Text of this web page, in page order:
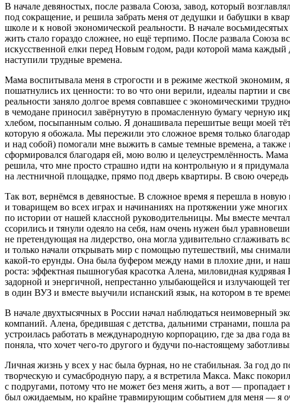
В начале девяностых, после развала Союза, завод, который
под сокращение, и решила забрать меня от дедушки и бабушки в
школе и к новой экономической реальности. В начале
жить стало гораздо сложнее, но ещё терпимо. После развала Союза
искусственной елки перед Новым годом, ради которой мама каждый
наступили трудные времена.
Мама воспитывала меня в строгости и в режиме жесткой
пошатнулись их ценности: то во что они верили, идеалы партии и
реальности заняло долгое время совпавшее с экономическими
в чемодане приносил завёрнутую в промасленную бумагу черную
хлебом, посыпанным солью. Я донашивала перешитые вещи моей
которую я обожала. Мы пережили это сложное время только
и над собой) помогали мне выжить в самые темные времена, а также
сформировался благодаря ей, мою волю и целеустремлённость.
решила, что мне просто страшно идти на контрольную и я
на лестничной площадке, прямо под дверь квартиры. В свою
Так вот, вернёмся в девяностые. В сложное время я перешла в
и товарищем во всех играх и начинаниях на протяжении уже
по истории от нашей классной руководительницы. Мы вместе
ссорились и тянули одеяло на себя, нам очень нужен был
не претендующая на лидерство, она могла удивительно
и только начали открывать мир с помощью путешествий, мы
какой-то ерунды. Она была буфером между нами в плохие дни, и
роста: эффектная пышногубая красотка Алена, миловидная
задорной и энергичной, непрестанно улыбающейся и излучающей
в один ВУЗ и вместе выучили испанский язык, на котором в те
В начале двухтысячных в России начал наблюдаться неимоверный
компаний. Алена, бредившая с детства, дальними странами, пошла
устроилась работать в международную корпорацию, где за два
поняла, что хочет чего-то другого и будучи по-настоящему
Личная жизнь у всех у нас была бурная, но не стабильная. За год до
творческую и сумасбродную пару, а я встретила Макса. Макс
с подругами, потому что не может без меня жить, а вот — пропадает
был ожидаемым, но крайне травмирующим событием для меня — я